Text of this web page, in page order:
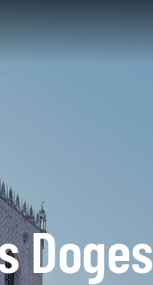
Doges